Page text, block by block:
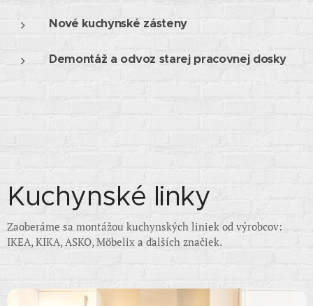
Nové kuchynské zásteny
Demontáž a odvoz starej pracovnej dosky
Kuchynské linky
Zaoberáme sa montážou kuchynských liniek od výrobcov:
IKEA, KIKA, ASKO, Möbelix a ďalších značiek.